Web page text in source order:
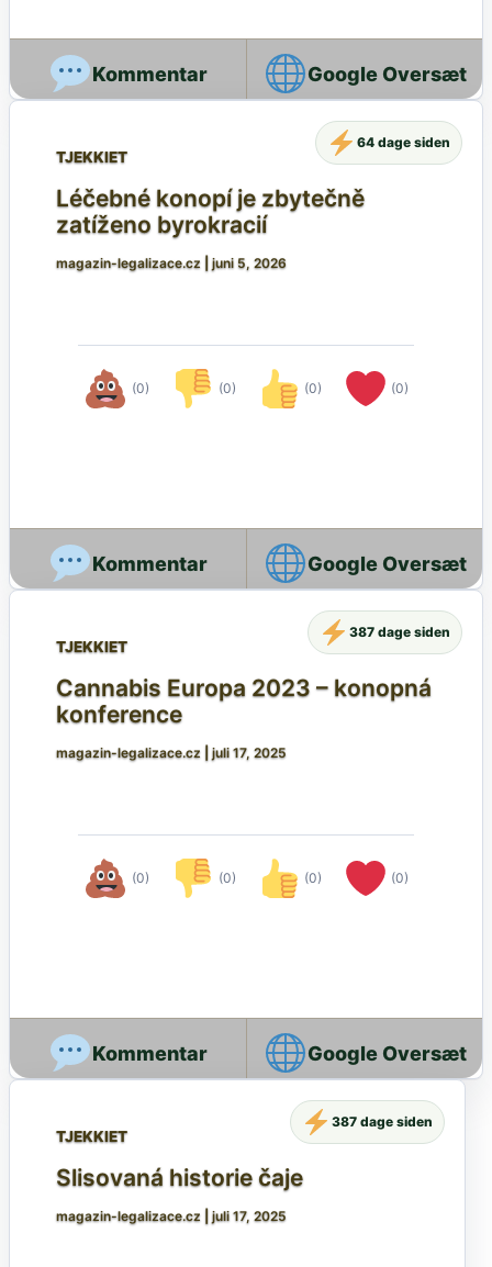
Google Oversæt
TJEKKIET
Léčebné konopí je zbytečně
zatíženo byrokracií
magazin-legalizace.cz juni 5, 2026
(0) (0) (0) (0)
64 dage siden
Google Oversæt
TJEKKIET
Cannabis Europa 2023 – konopná
konference
magazin-legalizace.cz juli 17, 2025
(0) (0) (0) (0)
387 dage siden
Google Oversæt
TJEKKIET
Slisovaná historie čaje
magazin-legalizace.cz juli 17, 2025
387 dage siden